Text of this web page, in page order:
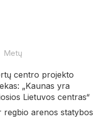
Metų
centro projekto
„Kaunas yra
Lietuvos centras“
regbio arenos statybos